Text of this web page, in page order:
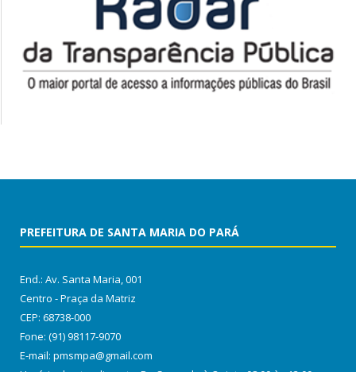
PREFEITURA DE SANTA MARIA DO PARÁ
End.: Av. Santa Maria, 001
Centro - Praça da Matriz
CEP: 68738-000
Fone: (91) 98117-9070
E-mail: pmsmpa@gmail.com